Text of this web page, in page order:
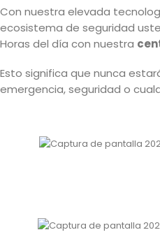
Con nuestra elevada
ecosistema de seguridad
Horas del día con nuestra
Esto significa que nunca
emergencia, seguridad o